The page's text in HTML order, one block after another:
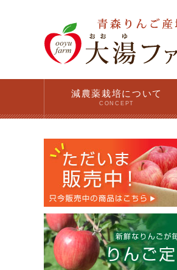
減農薬栽培について
CONCEPT